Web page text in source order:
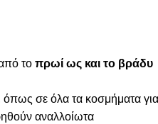
το πρωί ως και το βράδυ
όπως σε όλα τα κοσμήματα
αναλλοίωτα